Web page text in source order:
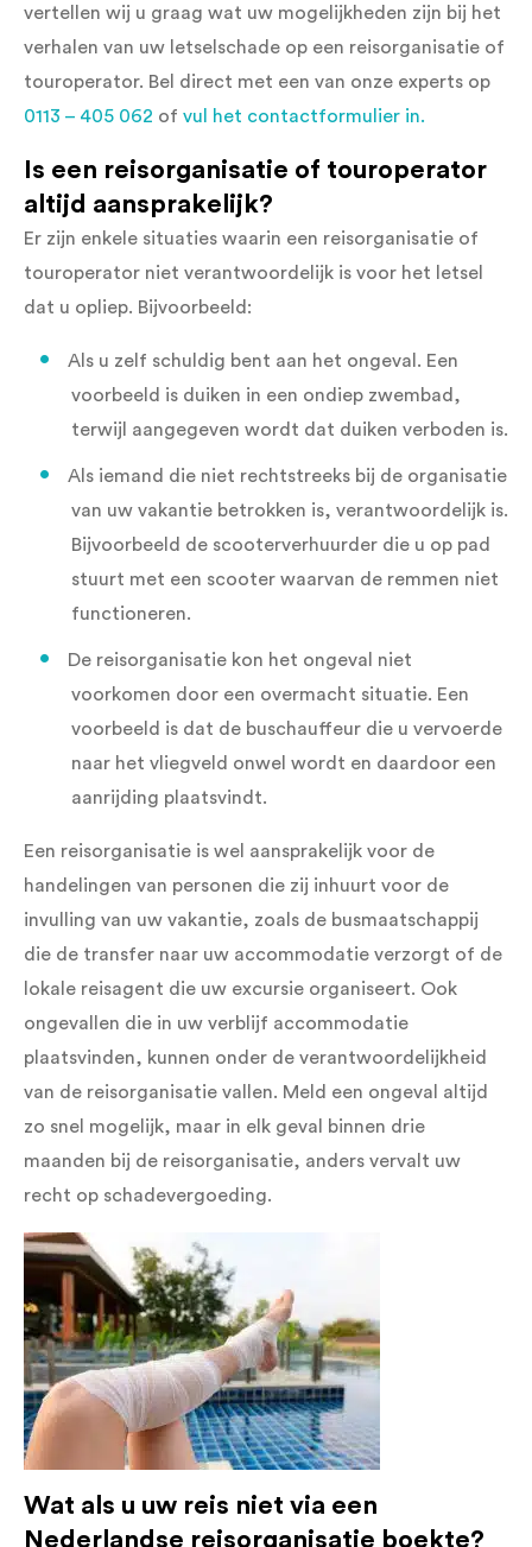
vertellen wij u graag wat uw mogelijkheden zijn bij het
verhalen van uw letselschade op een reisorganisatie of
touroperator. Bel direct met een van onze experts op
0113 – 405 062 of vul het contactformulier in.
Is een reisorganisatie of touroperator
altijd aansprakelijk?
Er zijn enkele situaties waarin een reisorganisatie of
touroperator niet verantwoordelijk is voor het letsel
dat u opliep. Bijvoorbeeld:
Als u zelf schuldig bent aan het ongeval. Een
voorbeeld is duiken in een ondiep zwembad,
terwijl aangegeven wordt dat duiken verboden is.
Als iemand die niet rechtstreeks bij de organisatie
van uw vakantie betrokken is, verantwoordelijk is.
Bijvoorbeeld de scooterverhuurder die u op pad
stuurt met een scooter waarvan de remmen niet
functioneren.
De reisorganisatie kon het ongeval niet
voorkomen door een overmacht situatie. Een
voorbeeld is dat de buschauffeur die u vervoerde
naar het vliegveld onwel wordt en daardoor een
aanrijding plaatsvindt.
Een reisorganisatie is wel aansprakelijk voor de
handelingen van personen die zij inhuurt voor de
invulling van uw vakantie, zoals de busmaatschappij
die de transfer naar uw accommodatie verzorgt of de
lokale reisagent die uw excursie organiseert. Ook
ongevallen die in uw verblijf accommodatie
plaatsvinden, kunnen onder de verantwoordelijkheid
van de reisorganisatie vallen. Meld een ongeval altijd
zo snel mogelijk, maar in elk geval binnen drie
maanden bij de reisorganisatie, anders vervalt uw
recht op schadevergoeding.
Wat als u uw reis niet via een
Nederlandse reisorganisatie boekte?